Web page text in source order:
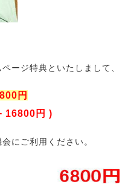
ージ特典といたしまして、
円
16800円 )
にご利用ください。